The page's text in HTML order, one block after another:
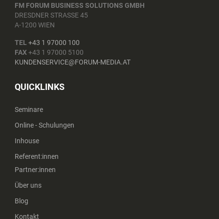
FM FORUM BUSINESS SOLUTIONS GMBH
DRESDNER STRASSE 45
A-1200 WIEN
TEL +43 1 97000 100
FAX+43 1 97000 5100
KUNDENSERVICE@FORUM-MEDIA.AT
QUICKLINKS
Seminare
Online - Schulungen
Inhouse
Referent:innen
Partner:innen
Über uns
Blog
Kontakt